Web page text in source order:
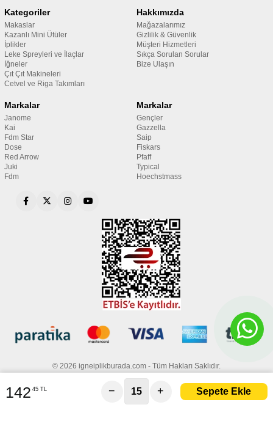
Kategoriler
Makaslar
Kazanlı Mini Ütüler
İplikler
Leke Spreyleri ve İlaçlar
İğneler
Çıt Çıt Makineleri
Cetvel ve Riga Takımları
Hakkımızda
Mağazalarımız
Gizlilik & Güvenlik
Müşteri Hizmetleri
Sıkça Sorulan Sorular
Bize Ulaşın
Markalar
Janome
Kai
Fdm Star
Dose
Red Arrow
Juki
Fdm
Markalar
Gençler
Gazzella
Saip
Fiskars
Pfaff
Typical
Hoechstmass
© 2026 igneiplikburada.com - Tüm Hakları Saklıdır.
142 45 TL − +